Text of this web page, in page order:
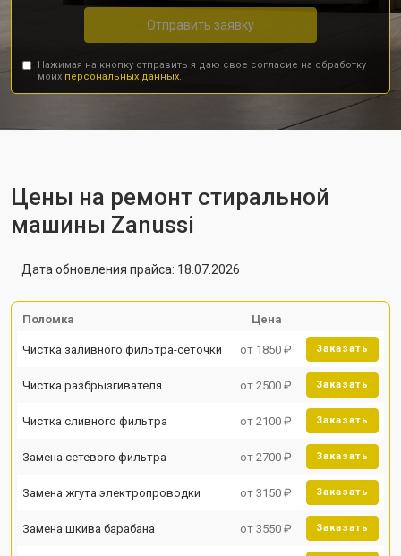
Отправить заявку
Нажимая на кнопку отправить я даю свое согласие на обработку
моих персональных данных.
Цены на ремонт стиральной
машины Zanussi
Дата обновления прайса: 18.07.2026
Поломка Цена
Чистка заливного фильтра-сеточки от 1850 ₽ Заказать
Чистка разбрызгивателя от 2500 ₽ Заказать
Чистка сливного фильтра от 2100 ₽ Заказать
Замена сетевого фильтра от 2700 ₽ Заказать
Замена жгута электропроводки от 3150 ₽ Заказать
Замена шкива барабана от 3550 ₽ Заказать